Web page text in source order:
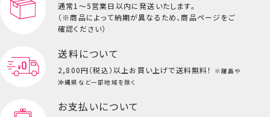
通常1～5営業日以内に発送いたします。
（※商品によって納期が異なるため、商品ページをご
確認ください）
送料について
2,800円（税込）以上お買い上げで送料無料！
※離島や
沖縄県など一部地域を除く
お支払いについて